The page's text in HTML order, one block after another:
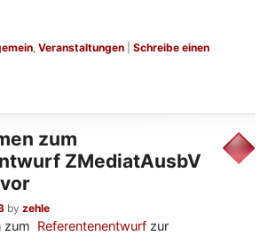
, Veranstaltungen
Schreibe einen
zum
ZMediatAusbV
by zehle
zum Referentenentwurf zur